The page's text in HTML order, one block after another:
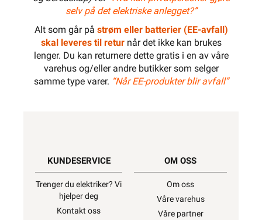
selv på det elektriske anlegget?”
Alt som går på strøm eller batterier (EE-avfall)
skal leveres til returnår det ikke kan brukes
lenger. Du kan returnere dette gratis i en av våre
varehus og/eller andre butikker som selger
samme type varer. “Når EE-produkter blir avfall”
KUNDESERVICE
Trenger du elektriker? Vi
hjelper deg
Kontakt oss
OM OSS
Om oss
Våre varehus
Våre partner